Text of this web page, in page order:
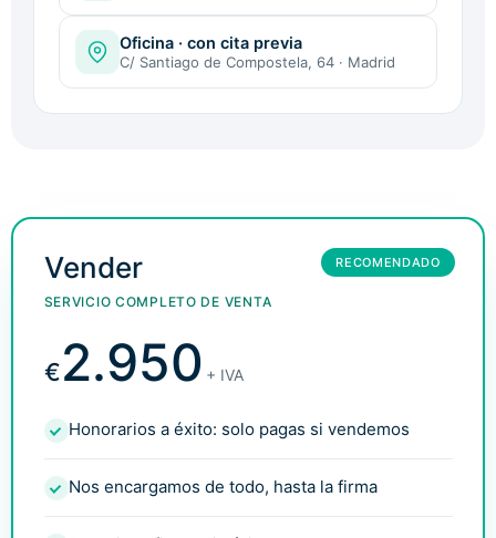
Oficina · con cita previa
C/ Santiago de Compostela, 64 · Madrid
RECOMENDADO
Vender
SERVICIO COMPLETO DE VENTA
€2.950 + IVA
Honorarios a éxito: solo pagas si vendemos
Nos encargamos de todo, hasta la firma